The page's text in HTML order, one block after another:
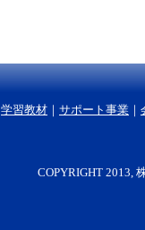
学習教材 ｜ サポート事業 ｜
COPYRIGHT 2013,